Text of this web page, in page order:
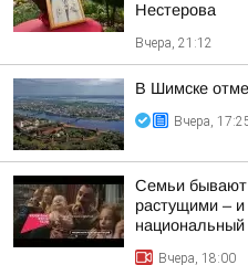
Нестерова
Вчера, 21:12
В Шимске
Вчера,
Семьи
растущими –
Вчера, 18:00